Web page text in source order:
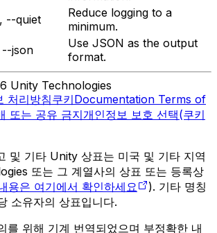
--quiet
Reduce logging to a
minimum.
--json
Use JSON as the output
format.
Unity Technologies
처리방침쿠키Documentation Terms of
또는 공유 금지개인정보 보호 선택(쿠키
및 기타 Unity 상표는 미국 및 기타 지역
또는 그 계열사의 상표 또는 등록상
용은 여기에서 확인하세요
). 기타 명칭
소유자의 상표입니다.
를 위해 기계 번역되었으며 부정확한 내